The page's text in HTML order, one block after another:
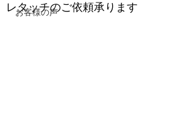
お客様の声
レタッチのご依頼承ります